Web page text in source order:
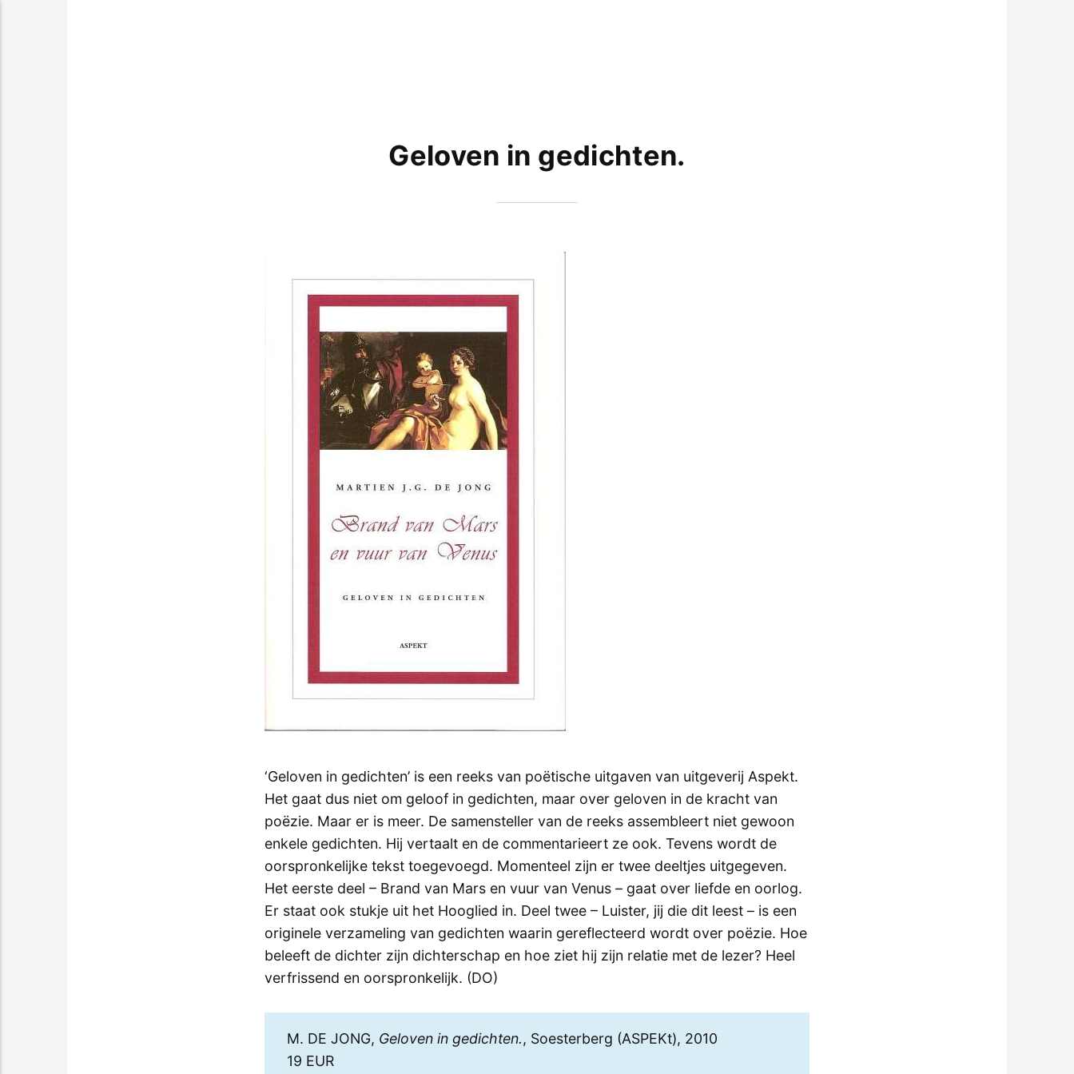
Geloven in gedichten.
‘Geloven in gedichten’ is een reeks van poëtische uitgaven van uitgeverij Aspekt.
Het gaat dus niet om geloof in gedichten, maar over geloven in de kracht van
poëzie. Maar er is meer. De samensteller van de reeks assembleert niet gewoon
enkele gedichten. Hij vertaalt en de commentarieert ze ook. Tevens wordt de
oorspronkelijke tekst toegevoegd. Momenteel zijn er twee deeltjes uitgegeven.
Het eerste deel – Brand van Mars en vuur van Venus – gaat over liefde en oorlog.
Er staat ook stukje uit het Hooglied in. Deel twee – Luister, jij die dit leest – is een
originele verzameling van gedichten waarin gereflecteerd wordt over poëzie. Hoe
beleeft de dichter zijn dichterschap en hoe ziet hij zijn relatie met de lezer? Heel
verfrissend en oorspronkelijk. (DO)
M. DE JONG, Geloven in gedichten., Soesterberg (ASPEKt), 2010
19 EUR